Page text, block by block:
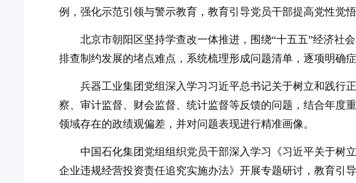
例，强化示范引领与警示教育，教育引导党员干部提高党性觉
北京市朝阳区坚持学查改一体推进，围绕“十五五”经济社
排查制约发展的堵点难点，系统梳理形成问题清单，逐项明确
兵器工业集团党组深入学习习近平总书记关于树立和践行
察、审计监督、财会监督、统计监督等反馈的问题，结合年度
领域存在的政绩观偏差，并对问题表现进行精准画像。
中国石化集团党组组织党员干部深入学习《习近平关于树
企业违规经营投资责任追究实施办法》开展专题研讨，教育引